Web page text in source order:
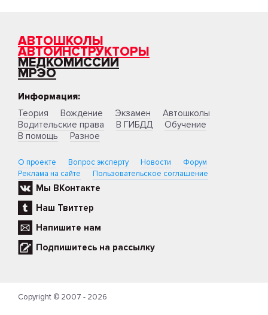
АВТОШКОЛЫ
АВТОИНСТРУКТОРЫ
МЕДКОМИССИИ
МРЭО
Информация:
Теория
Вождение Экзамен
Автошколы
Водительские права
В ГИБДД
Обучение
В помощь
Разное
О проекте Вопрос эксперту Новости
Форум
Реклама на сайте
Пользовательское соглашение
Мы ВКонтакте
Наш Твиттер
Напишите нам
Подпишитесь на рассылку
Copyright © 2007 - 2026